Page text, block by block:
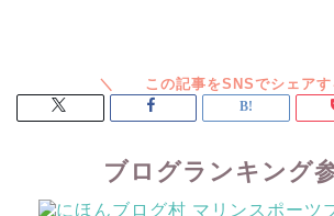
ブログランキング